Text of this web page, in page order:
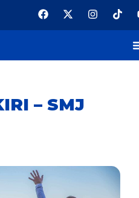
– SMJ